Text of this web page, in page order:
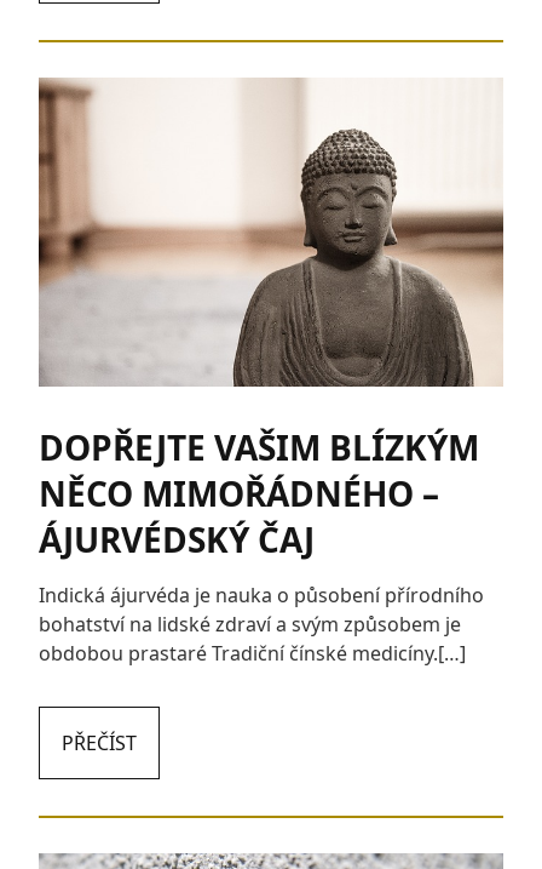
DOPŘEJTE VAŠIM BLÍZKÝM
NĚCO MIMOŘÁDNÉHO –
ÁJURVÉDSKÝ ČAJ
Indická ájurvéda je nauka o působení přírodního
bohatství na lidské zdraví a svým způsobem je
obdobou prastaré Tradiční čínské medicíny.[…]
PŘEČÍST